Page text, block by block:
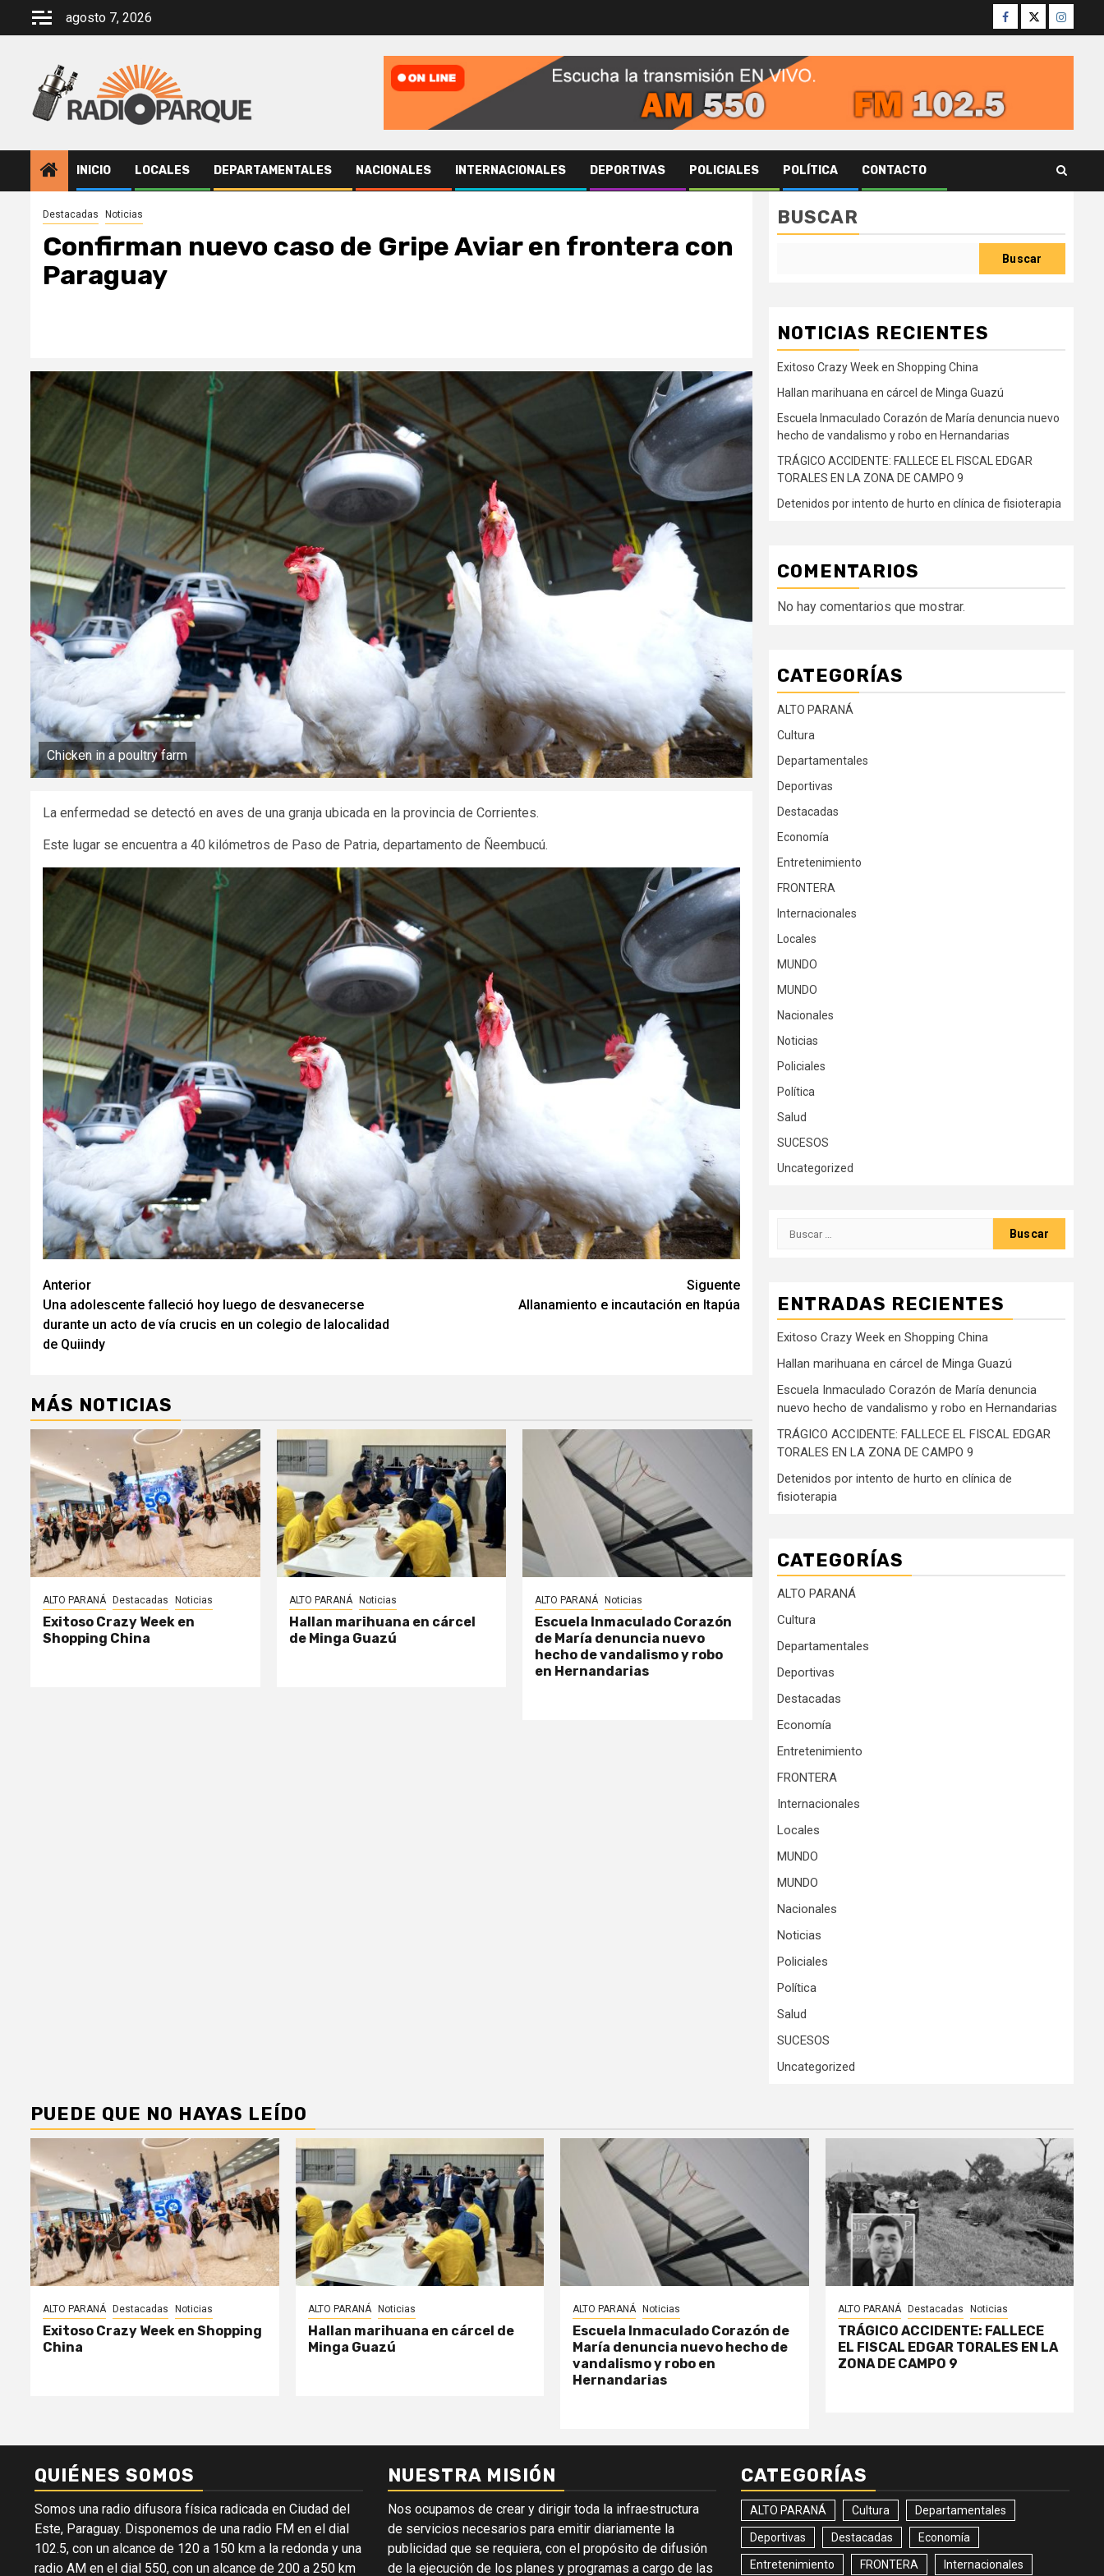
agosto 7, 2026 Facebook
Twitter
INICIO LOCALES DEPARTAMENTALES NACIONALES INTERNACIONALES DEPORTIVAS POLICIALES POLÍTICA CONTACTO
Destacadas Noticias
Confirman nuevo caso de Gripe Aviar en frontera con
Paraguay
Chicken in a poultry farm
La enfermedad se detectó en aves de una granja ubicada en la provincia de Corrientes.
Este lugar se encuentra a 40 kilómetros de Paso de Patria, departamento de Ñeembucú.
Navegación
de
entradas
Anterior
Una adolescente falleció hoy luego de desvanecerse
durante un acto de vía crucis en un colegio de lalocalidad
de Quiindy
Siguente
Allanamiento e incautación en Itapúa
MÁS NOTICIAS
ALTO PARANÁ Destacadas Noticias
Exitoso Crazy Week en
Shopping China
ALTO PARANÁ Noticias
Hallan marihuana en cárcel
de Minga Guazú
ALTO PARANÁ Noticias
Escuela Inmaculado Corazón
de María denuncia nuevo
hecho de vandalismo y robo
en Hernandarias
BUSCAR
Buscar
NOTICIAS RECIENTES
Exitoso Crazy Week en Shopping China
Hallan marihuana en cárcel de Minga Guazú
Escuela Inmaculado Corazón de María denuncia nuevo
hecho de vandalismo y robo en Hernandarias
TRÁGICO ACCIDENTE: FALLECE EL FISCAL EDGAR
TORALES EN LA ZONA DE CAMPO 9
Detenidos por intento de hurto en clínica de fisioterapia
COMENTARIOS
No hay comentarios que mostrar.
CATEGORÍAS
ALTO PARANÁ
Cultura
Departamentales
Deportivas
Destacadas
Economía
Entretenimiento
FRONTERA
Internacionales
Locales
MUNDO
MUNDO
Nacionales
Noticias
Policiales
Política
Salud
SUCESOS
Uncategorized
Buscar:
ENTRADAS RECIENTES
Exitoso Crazy Week en Shopping China
Hallan marihuana en cárcel de Minga Guazú
Escuela Inmaculado Corazón de María denuncia
nuevo hecho de vandalismo y robo en Hernandarias
TRÁGICO ACCIDENTE: FALLECE EL FISCAL EDGAR
TORALES EN LA ZONA DE CAMPO 9
Detenidos por intento de hurto en clínica de
fisioterapia
CATEGORÍAS
ALTO PARANÁ
Cultura
Departamentales
Deportivas
Destacadas
Economía
Entretenimiento
FRONTERA
Internacionales
Locales
MUNDO
MUNDO
Nacionales
Noticias
Policiales
Política
Salud
SUCESOS
Uncategorized
PUEDE QUE NO HAYAS LEÍDO
ALTO PARANÁ Destacadas Noticias
Exitoso Crazy Week en Shopping
China
ALTO PARANÁ Noticias
Hallan marihuana en cárcel de
Minga Guazú
ALTO PARANÁ Noticias
Escuela Inmaculado Corazón de
María denuncia nuevo hecho de
vandalismo y robo en
Hernandarias
ALTO PARANÁ Destacadas Noticias
TRÁGICO ACCIDENTE: FALLECE
EL FISCAL EDGAR TORALES EN LA
ZONA DE CAMPO 9
QUIÉNES SOMOS
Somos una radio difusora física radicada en Ciudad del
Este, Paraguay. Disponemos de una radio FM en el dial
102.5, con un alcance de 120 a 150 km a la redonda y una
radio AM en el dial 550, con un alcance de 200 a 250 km
NUESTRA MISIÓN
Nos ocupamos de crear y dirigir toda la infraestructura
de servicios necesarios para emitir diariamente la
publicidad que se requiera, con el propósito de difusión
de la ejecución de los planes y programas a cargo de las
CATEGORÍAS
ALTO PARANÁ Cultura Departamentales
Deportivas Destacadas Economía
Entretenimiento FRONTERA Internacionales